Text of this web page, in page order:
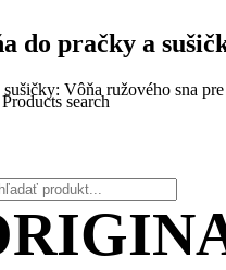
Products search
do pračky a
Vôňa ružového sna